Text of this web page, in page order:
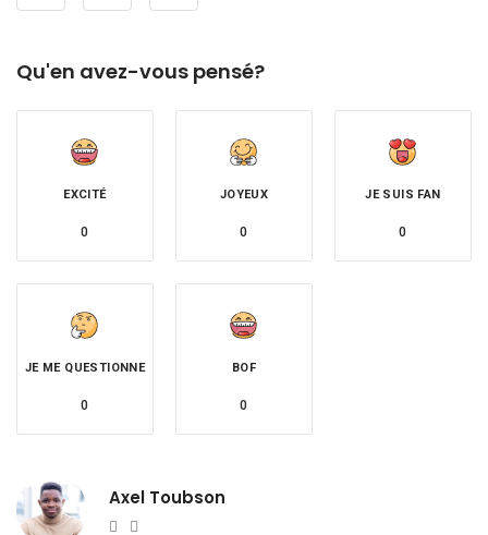
Qu'en avez-vous pensé?
EXCITÉ
0
JOYEUX
0
JE SUIS FAN
0
JE ME QUESTIONNE
0
BOF
0
Axel Toubson
Website